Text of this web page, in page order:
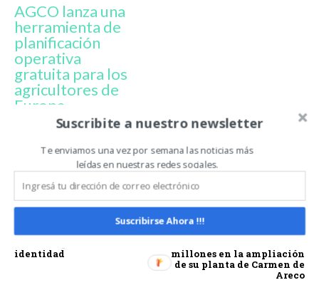
AGCO lanza una
herramienta de
planificación
operativa
gratuita para los
agricultores de
Europa
Occidental
FUSE GUIDE HEXAGON
MARK THEUERKAUF
PILOTO AUTOMÁTICO
VALTRA GUIDE
identidad
millones en la ampliación
de su planta de Carmen de
Areco
Suscribite a nuestro newsletter
Te enviamos una vez por semana las noticias más
leídas en nuestras redes sociales.
Suscribirse Ahora !!!